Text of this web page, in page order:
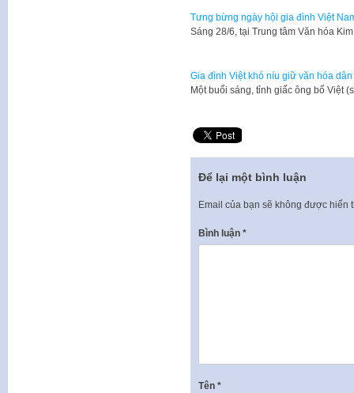
Tưng bừng ngày hội gia đình Việt
Sáng 28/6, tại Trung tâm Văn hóa
Gia đình Việt khó níu giữ văn hóa
​Một buổi sáng, tỉnh giấc ông bố Việt
Để lại một bình luận
Email của bạn sẽ không được hiển
Bình luận *
Tên *